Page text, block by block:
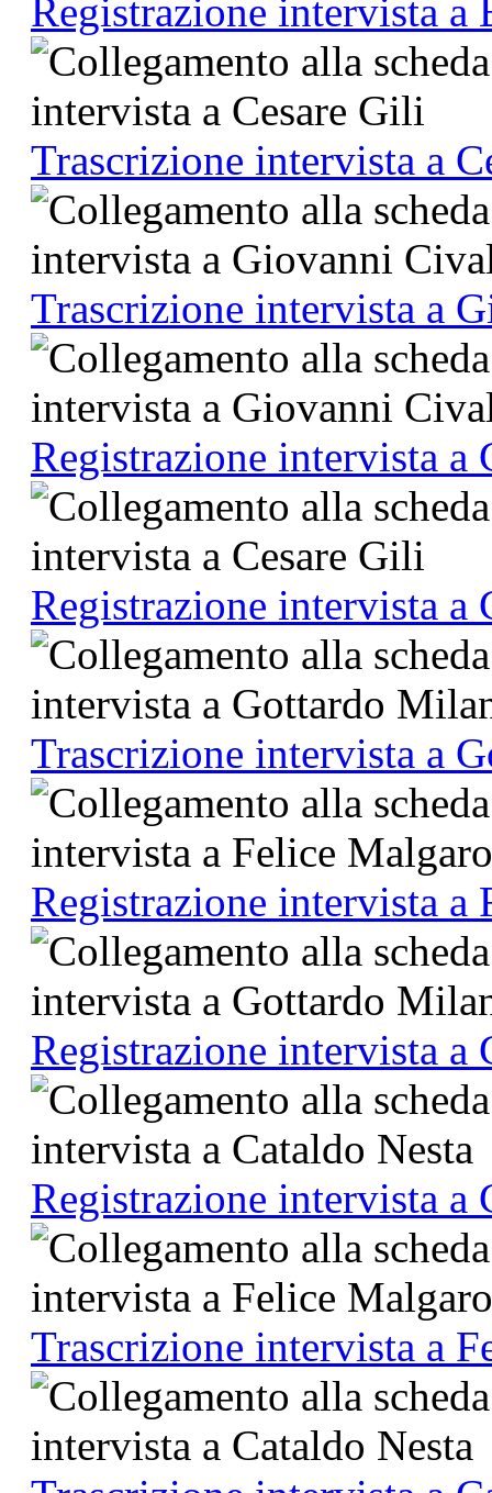
Registrazione intervista a
Trascrizione intervista a
Trascrizione intervista a
Registrazione intervista
Registrazione intervista a
Trascrizione intervista a
Registrazione intervista a
Registrazione intervista
Registrazione intervista a
Trascrizione intervista a